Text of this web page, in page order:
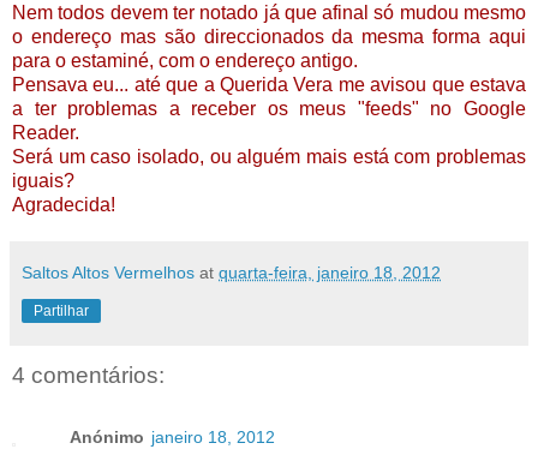
Nem todos devem ter notado já que afinal só mudou mesmo
o endereço mas são direccionados da mesma forma aqui
para o estaminé, com o endereço antigo.
Pensava eu... até que a Querida Vera me avisou que estava
a ter problemas a receber os meus "feeds" no Google
Reader.
Será um caso isolado, ou alguém mais está com problemas
iguais?
Agradecida!
Saltos Altos Vermelhos at quarta-feira, janeiro 18, 2012
Partilhar
4 comentários:
Anónimo janeiro 18, 2012